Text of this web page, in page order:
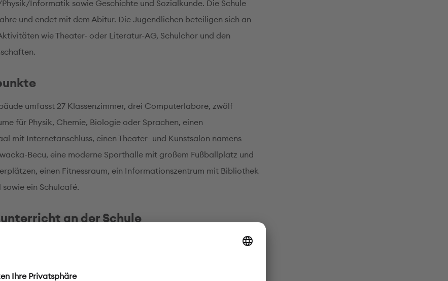
Informatik sowie Geschichte und Sozialkunde. Die Schule
und endet mit dem Abitur. Die Jugendlichen beteiligen sich an
wie Theater- oder Literatur-AG, Schulchor und den
umfasst 27 Klassenzimmer, drei Computerlabore, zwölf
für Physik, Chemie, Biologie oder Sprachen, einen
mit Internetanschluss, einen Theater- und Kunstsalon namens
Becu, eine moderne Sporthalle mit großem Fußballplatz und
einen Fitnessraum, ein Informationszentrum mit Bibliothek
sowie ein Schulcafé.
an der Schule
unsere Schule am DSD-Programm teil (DSD II). Neben den
Deutschunterricht haben wir auch DSD-Gruppen mit
Deutsch pro Woche. Seit 2010 gehören wir zum PASCH-Netzwerk.